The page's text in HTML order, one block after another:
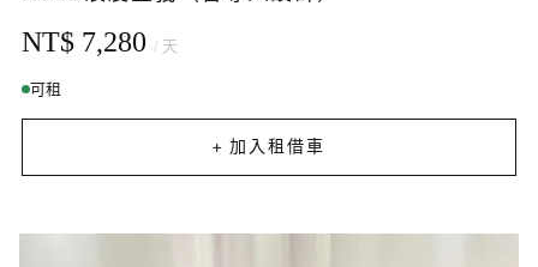
NT$ 7,280 / 天
可租
+ 加入租借車